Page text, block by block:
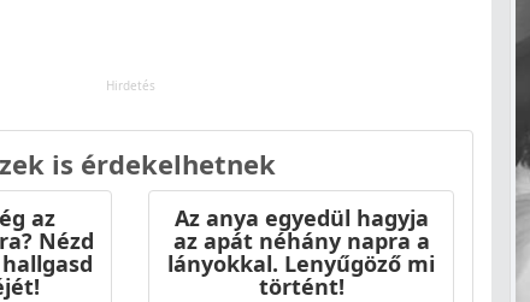
is érdekelhetnek
az
Nézd
Az anya egyedül hagyja
az apát néhány napra a
lányokkal. Lenyűgöző mi
történt!